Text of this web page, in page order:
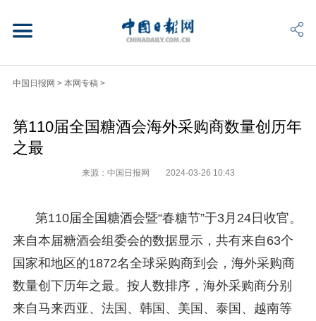
中国日报网 > 本网专稿 >
第110届全国糖酒会海外采购商数量创历年
之最
来源：中国日报网 2024-03-26 10:43
第110届全国糖酒会暨“春糖节”于3月24日收官。
来自本届糖酒会组委会的数据显示，共有来自63个
国家和地区的1872名全球采购商到会，海外采购商
数量创下历年之最。按人数排序，海外采购商分别
来自马来西亚、法国、韩国、美国、泰国、越南等